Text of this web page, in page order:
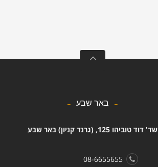
באר שבע
שד' דוד טוביהו 125, (גרנד קניון) באר שבע
08-6655655